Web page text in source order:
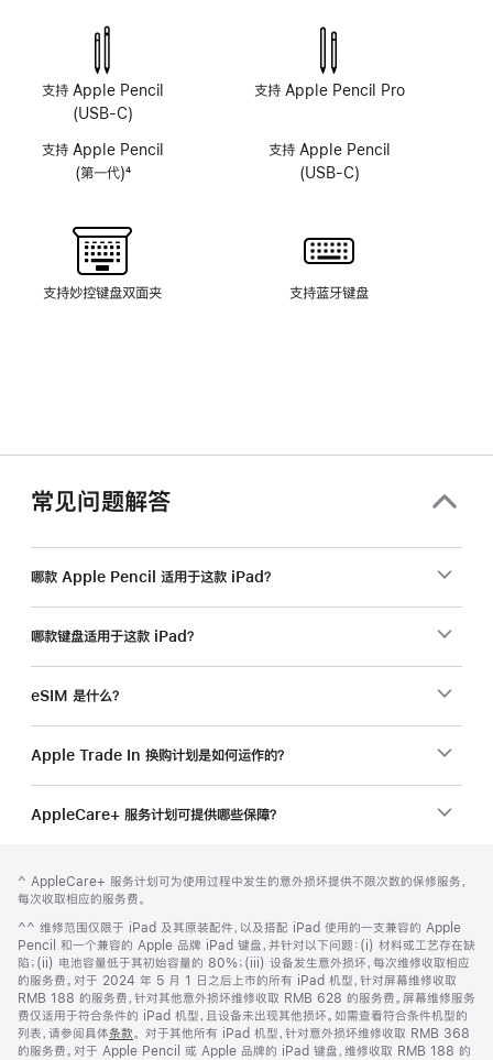
像
头
统
支持 Apple Pencil
(USB-C)
支持 Apple Pencil
(第一代)4
支持妙控键盘双面夹
像
统
支持 Apple Pencil Pro
支持 Apple Pencil
(USB-C)
支持蓝牙键盘
常见问题解答
哪款 Apple Pencil 适用于这款 iPad？
哪款键盘适用于这款 iPad？
eSIM 是什么？
Apple Trade In 换购计划是如何运作的？
AppleCare+ 服务计划可提供哪些保障？
页
页
脚
注
脚
注
^ AppleCare+ 服务计划可为使用过程中发生的意外损坏提供不限次数的保修服务，
每次收取相应的服务费。
脚
注
^^ 维修范围仅限于 iPad 及其原装配件，以及搭配 iPad 使用的一支兼容的 Apple
Pencil 和一个兼容的 Apple 品牌 iPad 键盘，并针对以下问题：(i) 材料或工艺存在缺
陷；(ii) 电池容量低于其初始容量的 80%；(iii) 设备发生意外损坏，每次维修收取相应
的服务费。对于 2024 年 5 月 1 日之后上市的所有 iPad 机型，针对屏幕维修收取
RMB 188 的服务费，针对其他意外损坏维修收取 RMB 628 的服务费。屏幕维修服务
费仅适用于符合条件的 iPad 机型，且设备未出现其他损坏。如需查看符合条件机型的
列表，请参阅具体条款。 对于其他所有 iPad 机型，针对意外损坏维修收取 RMB 368
的服务费。对于 Apple Pencil 或 Apple 品牌的 iPad 键盘，维修收取 RMB 188 的